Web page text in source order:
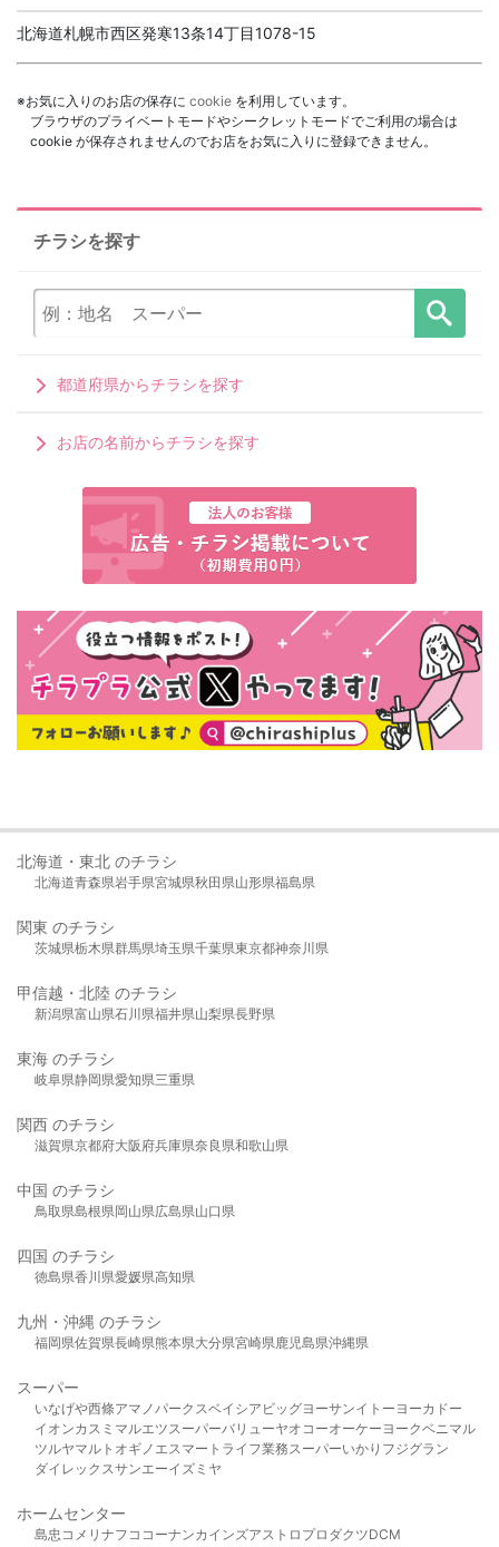
北海道札幌市西区発寒13条14丁目1078-15
※お気に入りのお店の保存に cookie を利用しています。
ブラウザのプライベートモードやシークレットモードでご利用の場合は
cookie が保存されませんのでお店をお気に入りに登録できません。
チラシを探す
都道府県からチラシを探す
お店の名前からチラシを探す
北海道・東北 のチラシ
北海道青森県岩手県宮城県秋田県山形県福島県
関東 のチラシ
茨城県栃木県群馬県埼玉県千葉県東京都神奈川県
甲信越・北陸 のチラシ
新潟県富山県石川県福井県山梨県長野県
東海 のチラシ
岐阜県静岡県愛知県三重県
関西 のチラシ
滋賀県京都府大阪府兵庫県奈良県和歌山県
中国 のチラシ
鳥取県島根県岡山県広島県山口県
四国 のチラシ
徳島県香川県愛媛県高知県
九州・沖縄 のチラシ
福岡県佐賀県長崎県熊本県大分県宮崎県鹿児島県沖縄県
スーパー
いなげや西條アマノパークスベイシア ビッグヨーサンイトーヨーカドー
イオンカスミ マルエツスーパーバリューヤオコーオーケー ヨークベニマル
ツルヤマルト オギノ エスマート ライフ業務スーパーいかり フジグラン
ダイレックスサンエーイズミヤ
ホームセンター
島忠 コメリ ナフコ コーナンカインズアストロプロダクツDCM